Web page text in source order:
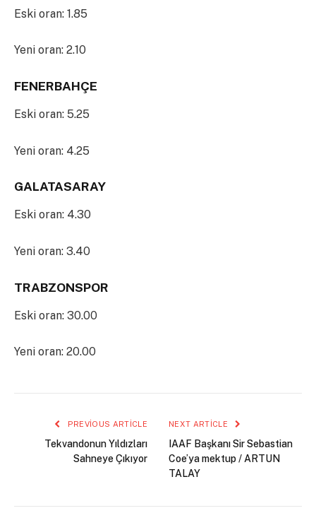
Eski oran: 1.85
Yeni oran: 2.10
FENERBAHÇE
Eski oran: 5.25
Yeni oran: 4.25
GALATASARAY
Eski oran: 4.30
Yeni oran: 3.40
TRABZONSPOR
Eski oran: 30.00
Yeni oran: 20.00
PREVIOUS ARTICLE
Tekvandonun Yıldızları
Sahneye Çıkıyor
NEXT ARTICLE
IAAF Başkanı Sir Sebastian
Coe’ya mektup / ARTUN
TALAY